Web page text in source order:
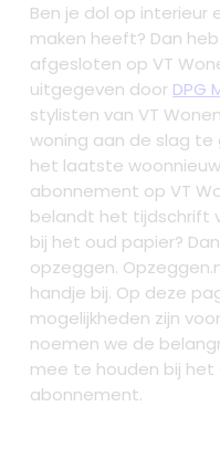
Ben je dol op interieur
maken heeft? Dan
afgesloten op VT
uitgegeven door DPG
stylisten van VT
woning aan de slag
het laatste
abonnement op VT
belandt het tijdschrift
bij het oud papier?
opzeggen.
handje bij. Op deze
mogelijkheden zijn
noemen we de
mee te houden bij het
abonnement.